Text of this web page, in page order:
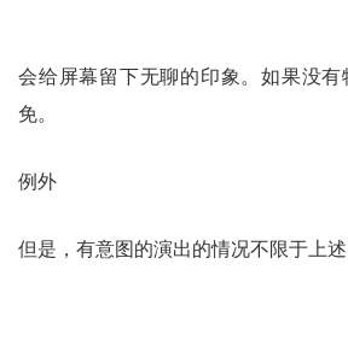
会给屏幕留下无聊的印象。如果没
免。
例外
但是，有意图的演出的情况不限于上述